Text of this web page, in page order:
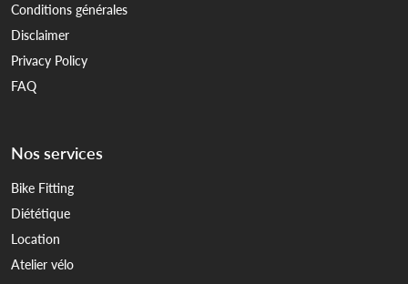
Conditions générales
Disclaimer
Privacy Policy
FAQ
Nos services
Bike Fitting
Diététique
Location
Atelier vélo